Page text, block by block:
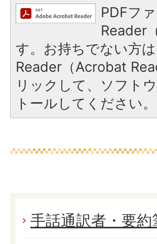
PDFフ
Reader
す。お持ちでない方
Reader（Acrobat
リックして、ソフト
トールしてください。
手話通訳者・要